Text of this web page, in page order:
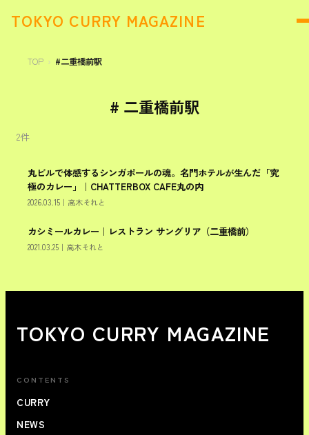
TOKYO CURRY MAGAZINE
TOP #二重橋前駅
# 二重橋前駅
2件
千代田区
丸ビルで体感するシンガポールの魂。名門ホテルが生んだ「究
極のカレー」｜CHATTERBOX CAFE丸の内
2026.03.15 ｜ 高木それと
千代田区
カシミールカレー｜レストラン サングリア（二重橋前）
2021.03.25 ｜ 高木それと
TOKYO CURRY MAGAZINE
CONTENTS
CURRY
NEWS